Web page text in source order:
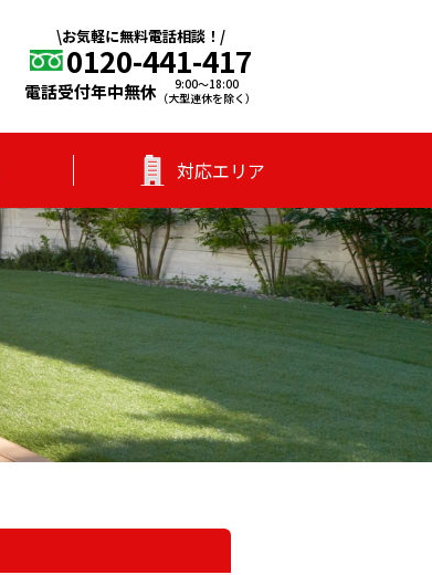
\お気軽に無料電話相談！/
0120-441-417
電話受付年中無休
9:00～18:00
（大型連休を除く）
対応エリア